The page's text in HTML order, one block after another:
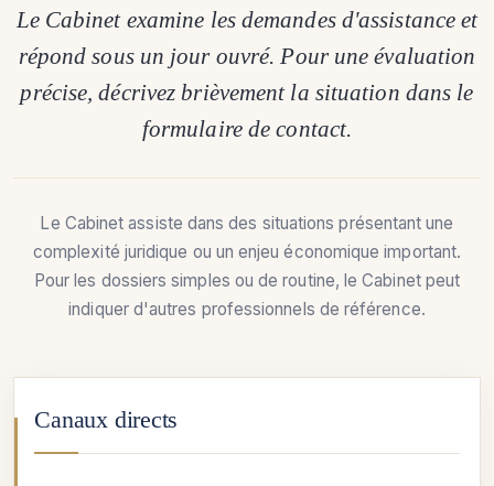
Le Cabinet examine les demandes d'assistance et
répond sous un jour ouvré. Pour une évaluation
précise, décrivez brièvement la situation dans le
formulaire de contact.
Le Cabinet assiste dans des situations présentant une
complexité juridique ou un enjeu économique important.
Pour les dossiers simples ou de routine, le Cabinet peut
indiquer d'autres professionnels de référence.
Canaux directs